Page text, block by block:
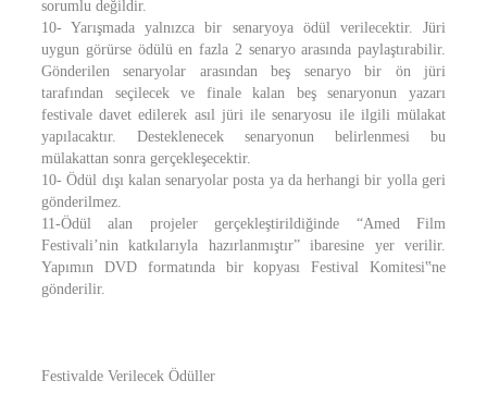
sorumlu değildir.
10- Yarışmada yalnızca bir senaryoya ödül verilecektir. Jüri
uygun görürse ödülü en fazla 2 senaryo arasında paylaştırabilir.
Gönderilen senaryolar arasından beş senaryo bir ön jüri
tarafından seçilecek ve finale kalan beş senaryonun yazarı
festivale davet edilerek asıl jüri ile senaryosu ile ilgili mülakat
yapılacaktır. Desteklenecek senaryonun belirlenmesi bu
mülakattan sonra gerçekleşecektir.
10- Ödül dışı kalan senaryolar posta ya da herhangi bir yolla geri
gönderilmez.
11-Ödül alan projeler gerçekleştirildiğinde “Amed Film
Festivali’nin katkılarıyla hazırlanmıştır” ibaresine yer verilir.
Yapımın DVD formatında bir kopyası Festival Komitesi‟ne
gönderilir.
Festivalde Verilecek Ödüller